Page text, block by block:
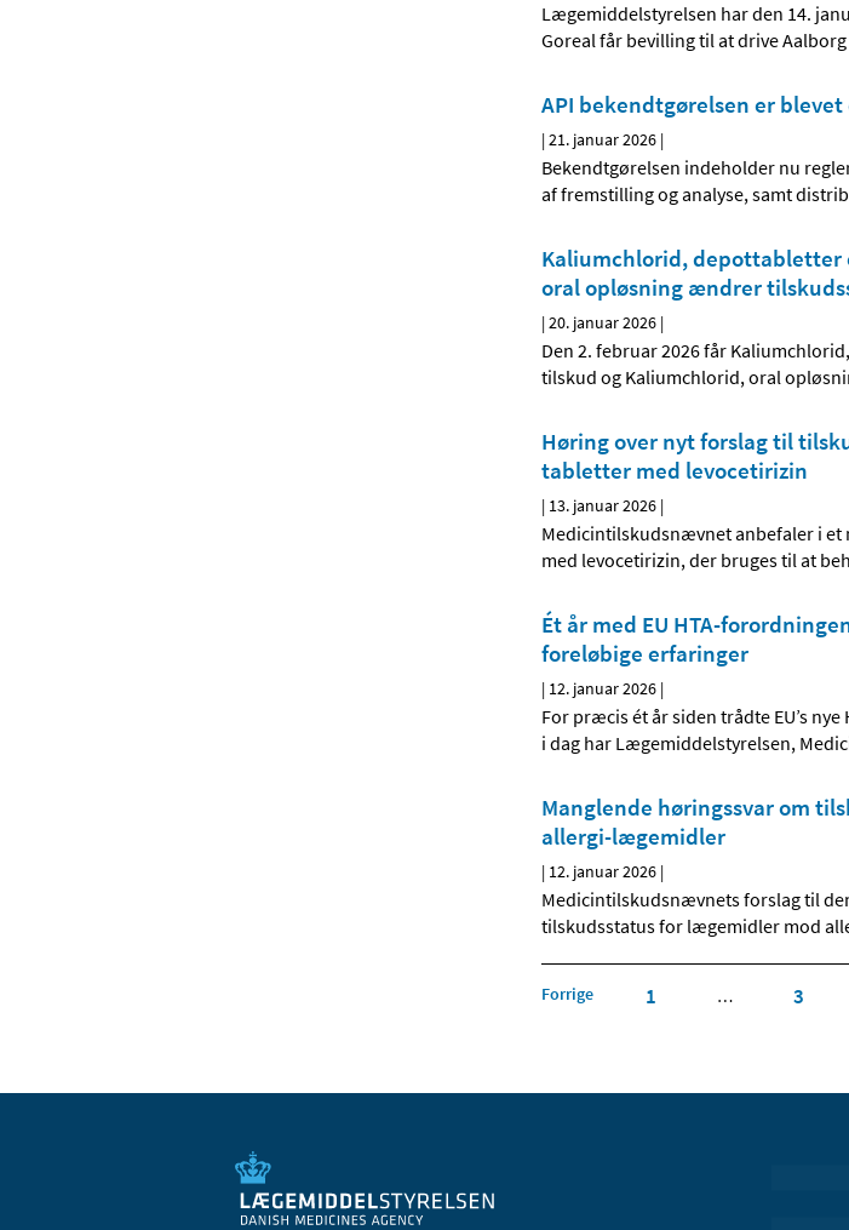
Lægemiddelstyrelsen har den 14.
Goreal får bevilling til at drive
API bekendtgørelsen er
|21. januar 2026 |
Bekendtgørelsen indeholder nu
af fremstilling og analyse, samt
Kaliumchlorid, depottabletter
oral opløsning ændrer
|20. januar 2026 |
Den 2. februar 2026 får
tilskud og Kaliumchlorid, oral
Høring over nyt forslag til
tabletter med levocetirizin
| 13. januar 2026 |
Medicintilskudsnævnet anbefaler i et
med levocetirizin, der bruges til at
Ét år med EU HTA-
foreløbige erfaringer
| 12. januar 2026 |
For præcis ét år siden trådte EU’s
i dag har Lægemiddelstyrelsen,
Manglende høringssvar om
allergi-lægemidler
| 12. januar 2026 |
Medicintilskudsnævnets forslag til
tilskudsstatus for lægemidler mod
Forrige 1 … 3